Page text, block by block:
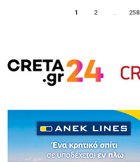
1 2 258